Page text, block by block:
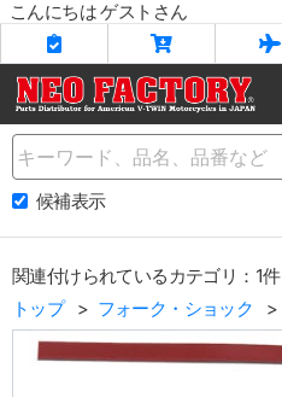
こんにちは ゲストさん
Name
候補表示
関連付けられているカテゴリ：1件
トップ
フォーク・ショック